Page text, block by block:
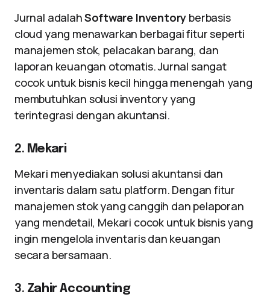
Jurnal adalahSoftware Inventory berbasis
cloud yang menawarkan berbagai fitur seperti
manajemen stok, pelacakan barang, dan
laporan keuangan otomatis. Jurnal sangat
cocok untuk bisnis kecil hingga menengah yang
membutuhkan solusi inventory yang
terintegrasi dengan akuntansi.
2. Mekari
Mekari menyediakan solusi akuntansi dan
inventaris dalam satu platform. Dengan fitur
manajemen stok yang canggih dan pelaporan
yang mendetail, Mekari cocok untuk bisnis yang
ingin mengelola inventaris dan keuangan
secara bersamaan.
3. Zahir Accounting